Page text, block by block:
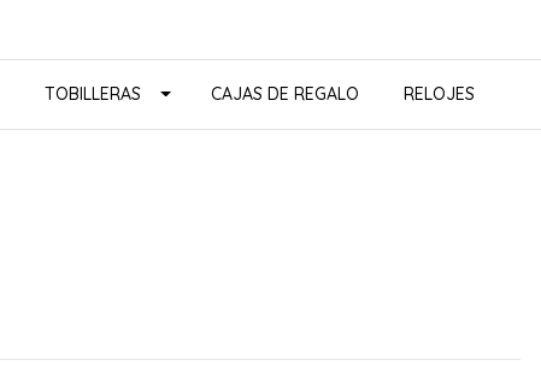
TOBILLERAS CAJAS DE REGALO RELOJES